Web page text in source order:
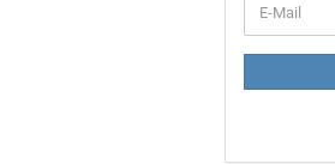
ZUR
E-
Mail